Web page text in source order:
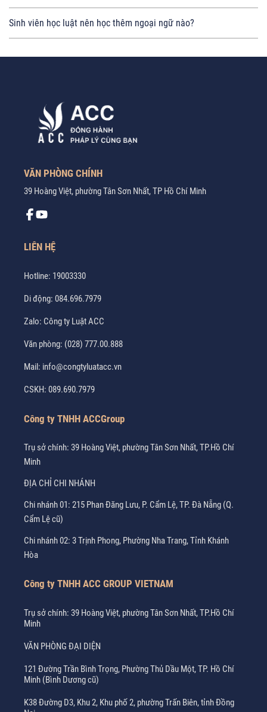
Sinh viên học luật nên học thêm ngoại ngữ nào?
VĂN PHÒNG CHÍNH
39 Hoàng Việt, phường Tân Sơn Nhất, TP Hồ Chí Minh
LIÊN HỆ
Hotline: 19003330
Di động: 084.696.7979
Zalo: Công ty Luật ACC
Văn phòng: (028) 777.00.888
Mail: info@congtyluatacc.vn
CSKH: 089.690.7979
Công ty TNHH ACCGroup
Trụ sở chính: 39 Hoàng Việt, phường Tân Sơn Nhất, TP.Hồ Chí
Minh
ĐỊA CHỈ CHI NHÁNH
Chi nhánh 01: 215 Phan Đăng Lưu, P. Cẩm Lệ, TP. Đà Nẵng (Q.
Cẩm Lệ cũ)
Chi nhánh 02: 3 Trịnh Phong, Phường Nha Trang, Tỉnh Khánh
Hòa
Công ty TNHH ACC GROUP VIETNAM
Trụ sở chính: 39 Hoàng Việt, phường Tân Sơn Nhất, TP.Hồ Chí
Minh
VĂN PHÒNG ĐẠI DIỆN
121 Đường Trần Bình Trọng, Phường Thủ Dầu Một, TP. Hồ Chí
Minh (Bình Dương cũ)
K38 Đường D3, Khu 2, Khu phố 2, phường Trấn Biên, tỉnh Đồng